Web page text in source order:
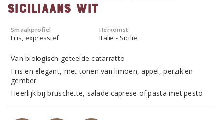
Siciliaans wit
Smaakprofiel
Fris, expressief
Herkomst
Italië - Sicilië
Van biologisch geteelde catarratto
Fris en elegant, met tonen van limoen, appel, perzik en
gember
Heerlijk bij bruschette, salade caprese of pasta met pesto